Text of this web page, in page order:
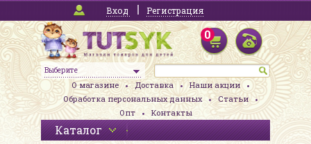
Вход Регистрация
Выберите
0
О магазине Доставка
Наши акции
Обработка персональных данных
Статьи
Опт
Контакты
Каталог